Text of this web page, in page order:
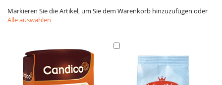
Markieren Sie die Artikel, um Sie dem Warenkorb hinzuzufügen oder
Alle auswählen
Warenkorb